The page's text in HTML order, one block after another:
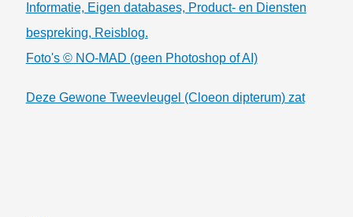
Informatie, Eigen databases, Product- en Diensten
bespreking, Reisblog.
Foto's © NO-MAD (geen Photoshop of AI)
Deze Gewone Tweevleugel (Cloeon dipterum) zat